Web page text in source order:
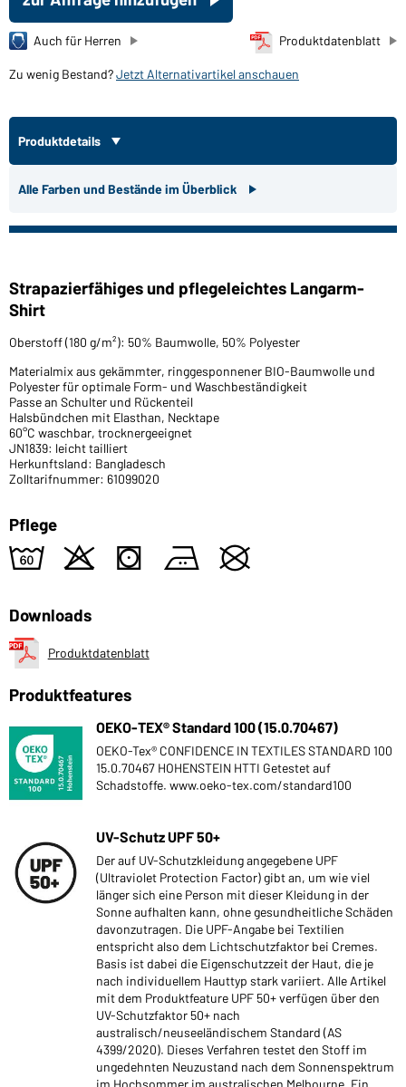
Produktdatenblatt
Auch für Herren
Zu wenig Bestand?Jetzt Alternativartikel anschauen
Produktdetails
Alle Farben und Bestände im Überblick
Strapazierfähiges und pflegeleichtes Langarm-
Shirt
Oberstoff (180 g/m²): 50% Baumwolle, 50% Polyester
Materialmix aus gekämmter, ringgesponnener BIO-Baumwolle und
Polyester für optimale Form- und Waschbeständigkeit
Passe an Schulter und Rückenteil
Halsbündchen mit Elasthan, Necktape
60°C waschbar, trocknergeeignet
JN1839: leicht tailliert
Herkunftsland: Bangladesch
Zolltarifnummer: 61099020
Pflege
4 o s b U
Downloads
Produktdatenblatt
Produktfeatures
OEKO-TEX® Standard 100 (15.0.70467)
OEKO-Tex® CONFIDENCE IN TEXTILES STANDARD 100
15.0.70467 HOHENSTEIN HTTI Getestet auf
Schadstoffe. www.oeko-tex.com/standard100
UV-Schutz UPF 50+
Der auf UV-Schutzkleidung angegebene UPF
(Ultraviolet Protection Factor) gibt an, um wie viel
länger sich eine Person mit dieser Kleidung in der
Sonne aufhalten kann, ohne gesundheitliche Schäden
davonzutragen. Die UPF-Angabe bei Textilien
entspricht also dem Lichtschutzfaktor bei Cremes.
Basis ist dabei die Eigenschutzzeit der Haut, die je
nach individuellem Hauttyp stark variiert. Alle Artikel
mit dem Produktfeature UPF 50+ verfügen über den
UV-Schutzfaktor 50+ nach
australisch/neuseeländischem Standard (AS
4399/2020). Dieses Verfahren testet den Stoff im
ungedehnten Neuzustand nach dem Sonnenspektrum
im Hochsommer im australischen Melbourne. Ein